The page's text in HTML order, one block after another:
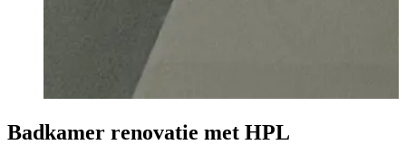
Badkamer renovatie met HPL